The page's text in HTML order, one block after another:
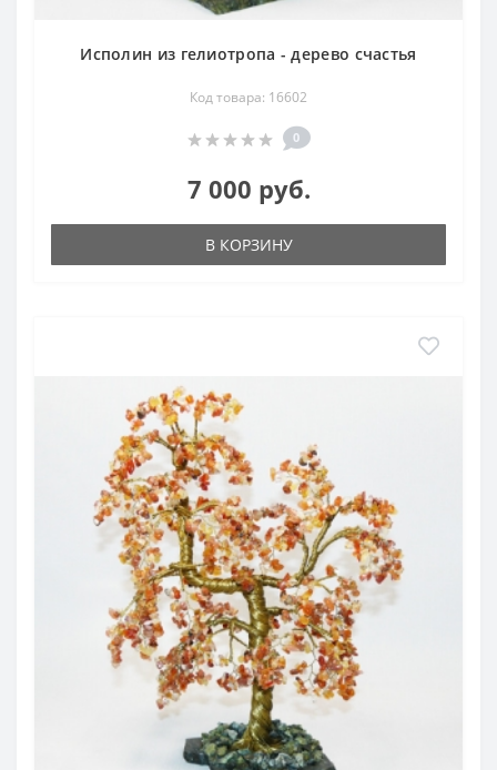
Исполин из гелиотропа - дерево счастья
Код товара: 16602
0
7 000 руб.
В КОРЗИНУ